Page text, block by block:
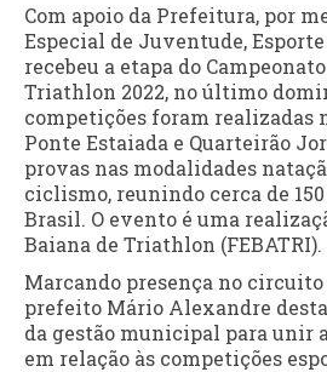
Com apoio da Prefeitura, por
Especial de Juventude,
recebeu a etapa do
Triathlon 2022, no último
competições foram realizadas
Ponte Estaiada e Quarteirão
provas nas modalidades
ciclismo, reunindo cerca de
Brasil. O evento é uma
Baiana de Triathlon (FEBATRI).
Marcando presença no circuito
prefeito Mário Alexandre
da gestão municipal para unir
em relação às competições